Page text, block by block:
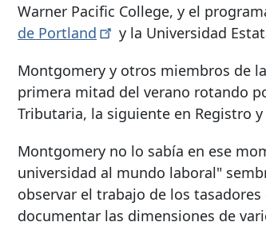
Warner Pacific College, y el
de Portland
y la Universidad
Montgomery y otros miembros de
primera mitad del verano rotando
Tributaria, la siguiente en Registro
Montgomery no lo sabía en ese
universidad al mundo laboral"
observar el trabajo de los
documentar las dimensiones de